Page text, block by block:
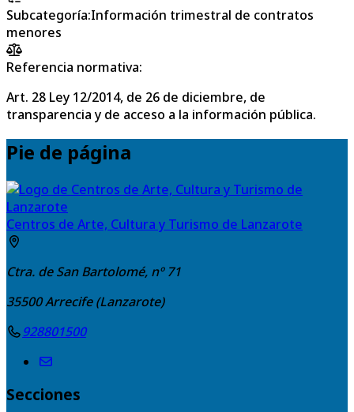
Subcategoría:Información trimestral de contratos
menores
Referencia normativa:
Art. 28 Ley 12/2014, de 26 de diciembre, de
transparencia y de acceso a la información pública.
Pie de página
Centros de Arte, Cultura y Turismo de Lanzarote
Ctra. de San Bartolomé, nº 71
35500Arrecife (Lanzarote)
928801500
Secciones